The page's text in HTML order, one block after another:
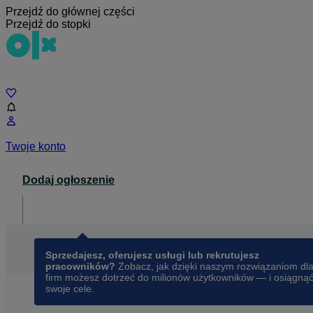
Przejdź do głównej części
Przejdź do stopki
Twoje konto
Dodaj ogłoszenie
Sprzedajesz, oferujesz usługi lub rekrutujesz
pracowników? Zobacz, jak dzięki naszym rozwiązaniom dla
firm możesz dotrzeć do milionów użytkowników — i osiągnąć
swoje cele.